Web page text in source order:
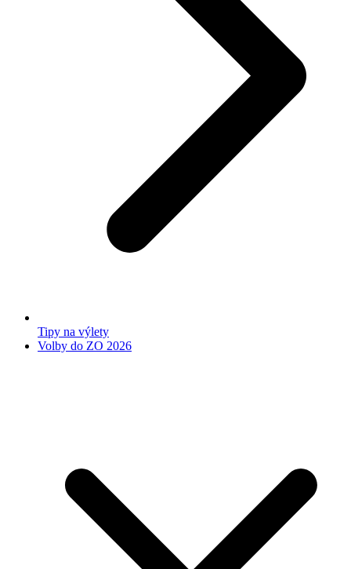
Tipy na výlety
Volby do ZO 2026